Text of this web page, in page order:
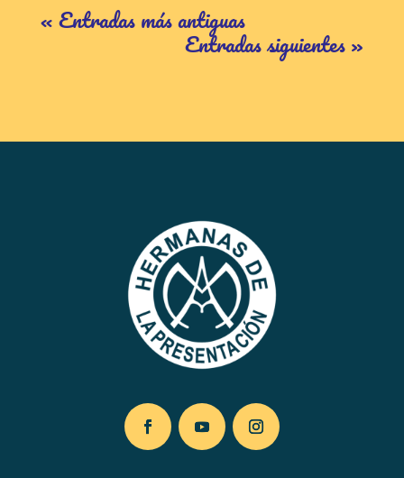
« Entradas más antiguas
Entradas siguientes »